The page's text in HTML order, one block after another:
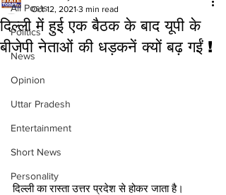
All Posts
Politics
News
Opinion
Uttar Pradesh
Entertainment
Short News
Personality
दिल्ली में हुई एक बैठक के बाद यूपी के
बीजेपी नेताओं की धड़कनें क्यों बढ़ गईं !
Oct 12, 2021 3 min read
दिल्ली का रास्ता उत्तर प्रदेश से होकर जाता है।